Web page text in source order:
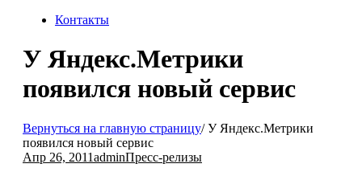
Контакты
У Яндекс.Метрики
появился новый сервис
Вернуться на главную страницу/У Яндекс.Метрики
появился новый сервис
Апр 26, 2011adminПресс-релизы